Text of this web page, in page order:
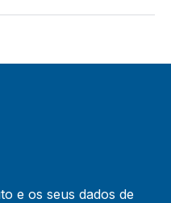
e os seus dados de